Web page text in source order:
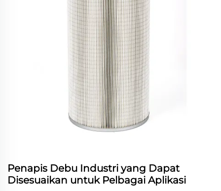
Penapis Debu Industri yang Dapat
Disesuaikan untuk Pelbagai Aplikasi